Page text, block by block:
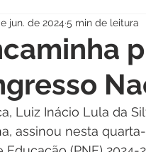
jun. de 2024 5 min de leitura
Luiz Inácio Lula da
assinou nesta